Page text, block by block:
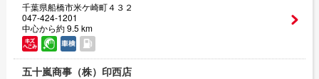
千葉県船橋市米ケ崎町４３２
047-424-1201
中心から約 9.5 km
五十嵐商事（株）印西店